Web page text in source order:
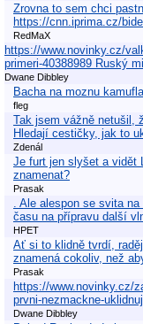
Zrovna to sem chci
https://cnn.iprima.cz/
RedMaX
https://www.novinky.cz/
primeri-40388989 Ruský
Dwane Dibbley
Bacha na moznu
fleg
Tak jsem vážně netušil,
Hledají cestičky, jak to
Zdenál
Je furt jen slyšet a vidět
znamenat?
Prasak
. Ale alespon se svita
času na přípravu další
HPET
Ať si to klidně tvrdí,
znamená cokoliv, než
Prasak
https://www.novinky.cz/
prvni-nezmackne-
Dwane Dibbley